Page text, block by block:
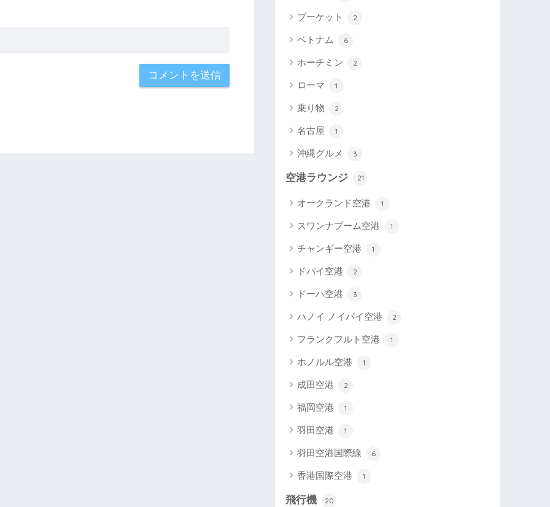
プーケット 2
ベトナム 6
ホーチミン 2
ローマ 1
乗り物 2
名古屋 1
沖縄グルメ 3
空港ラウンジ 21
オークランド空港 1
スワンナプーム空港 1
チャンギー空港 1
ドバイ空港 2
ドーハ空港 3
ハノイ ノイバイ空港 2
フランクフルト空港 1
ホノルル空港 1
成田空港 2
福岡空港 1
羽田空港 1
羽田空港国際線 6
香港国際空港 1
飛行機 20